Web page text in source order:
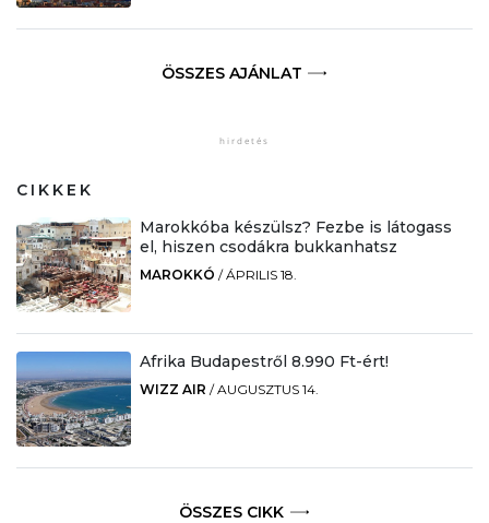
ÖSSZES AJÁNLAT
CIKKEK
Marokkóba készülsz? Fezbe is látogass
el, hiszen csodákra bukkanhatsz
MAROKKÓ /ÁPRILIS 18.
Afrika Budapestről 8.990 Ft-ért!
WIZZ AIR /AUGUSZTUS 14.
ÖSSZES CIKK